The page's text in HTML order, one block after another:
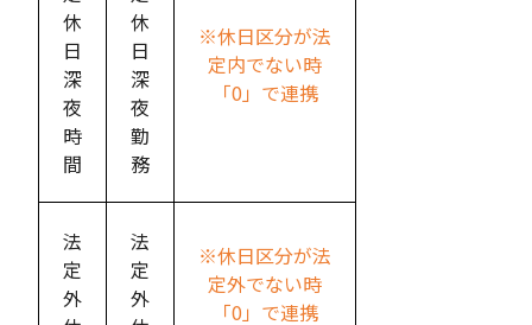
休
日
深
夜
時
間
休
日
深
夜
勤
務
※休日区分が法
定内でない時
「0」で連携
法
定
外
法
定
外
※休日区分が法
定外でない時
「0」で連携